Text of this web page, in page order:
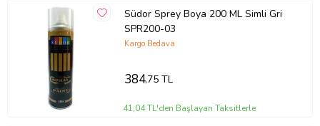
Südor Sprey Boya 200 ML Simli Gri
SPR200-03
Kargo Bedava
384,75 TL
41,04 TL'den Başlayan Taksitlerle